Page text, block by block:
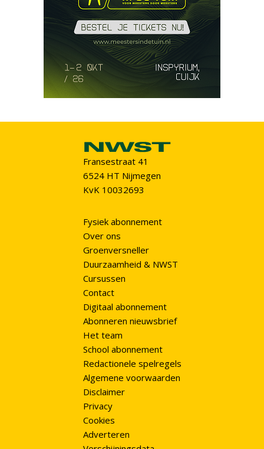
Fransestraat 41
6524 HT Nijmegen
KvK 10032693
Fysiek abonnement
Over ons
Groenversneller
Duurzaamheid & NWST
Cursussen
Contact
Digitaal abonnement
Abonneren nieuwsbrief
Het team
School abonnement
Redactionele spelregels
Algemene voorwaarden
Disclaimer
Privacy
Cookies
Adverteren